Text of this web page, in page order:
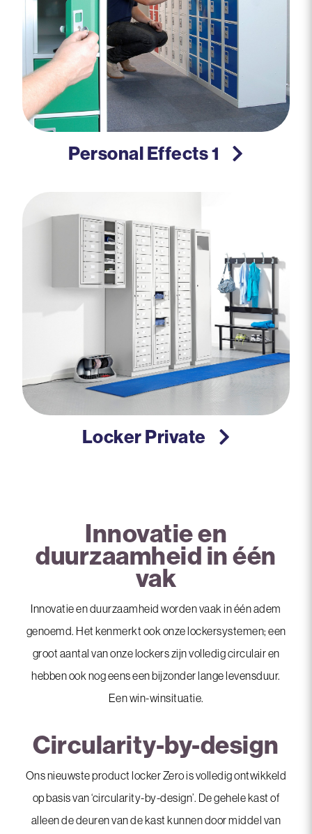
Personal Effects 1
Locker Private
Innovatie en
duurzaamheid in één
vak
Innovatie en duurzaamheid worden vaak in één adem
genoemd. Het kenmerkt ook onze lockersystemen; een
groot aantal van onze lockers zijn volledig circulair en
hebben ook nog eens een bijzonder lange levensduur.
Een win-winsituatie.
Circularity-by-design
Ons nieuwste product locker Zero is volledig ontwikkeld
op basis van ‘circularity-by-design’. De gehele kast of
alleen de deuren van de kast kunnen door middel van